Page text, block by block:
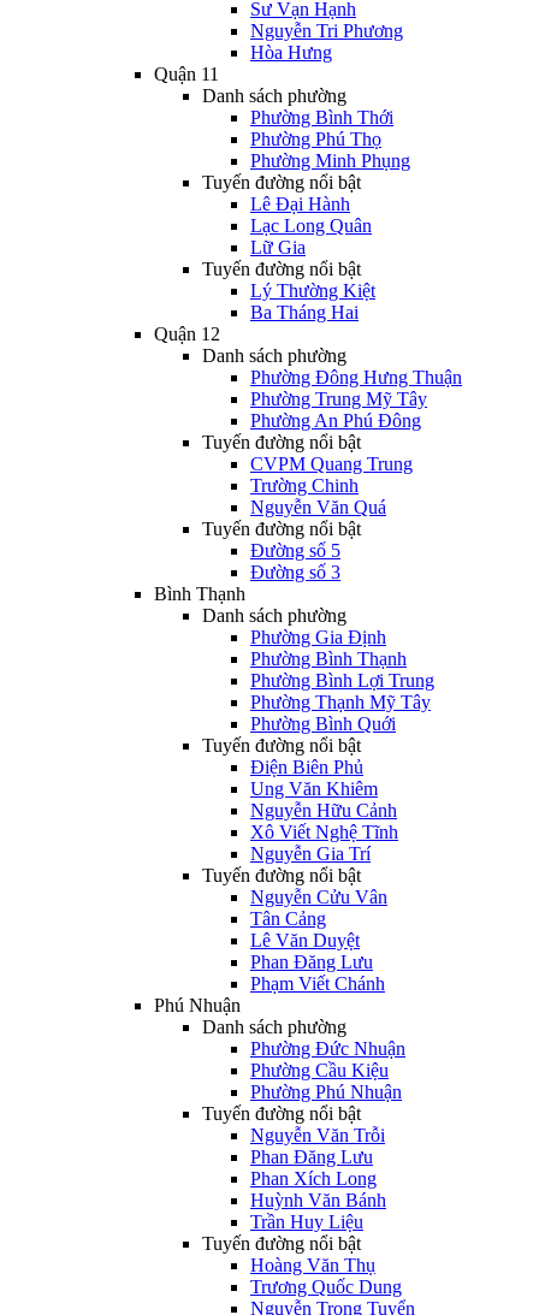
Sư Vạn Hạnh
Nguyễn Tri Phương
Hòa Hưng
Quận 11
Danh sách phường
Phường Bình Thới
Phường Phú Thọ
Phường Minh Phụng
Tuyến đường nổi bật
Lê Đại Hành
Lạc Long Quân
Lữ Gia
Tuyến đường nổi bật
Lý Thường Kiệt
Ba Tháng Hai
Quận 12
Danh sách phường
Phường Đông Hưng Thuận
Phường Trung Mỹ Tây
Phường An Phú Đông
Tuyến đường nổi bật
CVPM Quang Trung
Trường Chinh
Nguyễn Văn Quá
Tuyến đường nổi bật
Đường số 5
Đường số 3
Bình Thạnh
Danh sách phường
Phường Gia Định
Phường Bình Thạnh
Phường Bình Lợi Trung
Phường Thạnh Mỹ Tây
Phường Bình Quới
Tuyến đường nổi bật
Điện Biên Phủ
Ung Văn Khiêm
Nguyễn Hữu Cảnh
Xô Viết Nghệ Tĩnh
Nguyễn Gia Trí
Tuyến đường nổi bật
Nguyễn Cửu Vân
Tân Cảng
Lê Văn Duyệt
Phan Đăng Lưu
Phạm Viết Chánh
Phú Nhuận
Danh sách phường
Phường Đức Nhuận
Phường Cầu Kiệu
Phường Phú Nhuận
Tuyến đường nổi bật
Nguyễn Văn Trỗi
Phan Đăng Lưu
Phan Xích Long
Huỳnh Văn Bánh
Trần Huy Liệu
Tuyến đường nổi bật
Hoàng Văn Thụ
Trương Quốc Dung
Nguyễn Trọng Tuyển